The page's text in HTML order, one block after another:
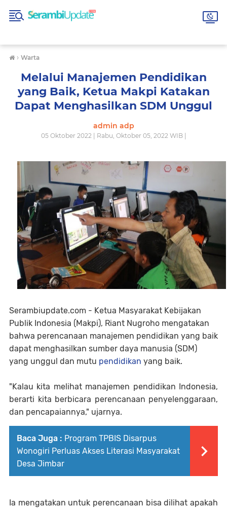
› Warta
Melalui Manajemen Pendidikan
yang Baik, Ketua Makpi Katakan
Dapat Menghasilkan SDM Unggul
admin adp
05 Oktober 2022 | Rabu, Oktober 05, 2022 WIB |
Serambiupdate.com - Ketua Masyarakat Kebijakan
Publik Indonesia (Makpi), Riant Nugroho mengatakan
bahwa perencanaan manajemen pendidikan yang baik
dapat menghasilkan sumber daya manusia (SDM)
yang unggul dan mutu pendidikan yang baik.
"Kalau kita melihat manajemen pendidikan Indonesia,
berarti kita berbicara perencanaan penyelenggaraan,
dan pencapaiannya," ujarnya.
Baca Juga : Program TPBIS Disarpus
Wonogiri Perluas Akses Literasi Masyarakat
Desa Jimbar
Ia mengatakan untuk perencanaan bisa dilihat apakah